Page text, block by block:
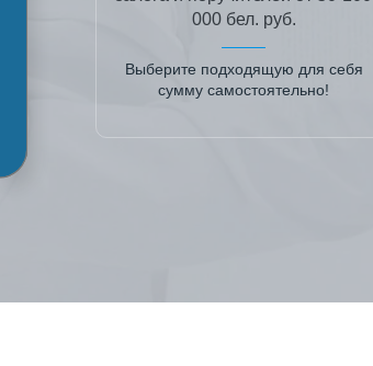
000 бел. руб.
Выберите подходящую для себя
сумму самостоятельно!